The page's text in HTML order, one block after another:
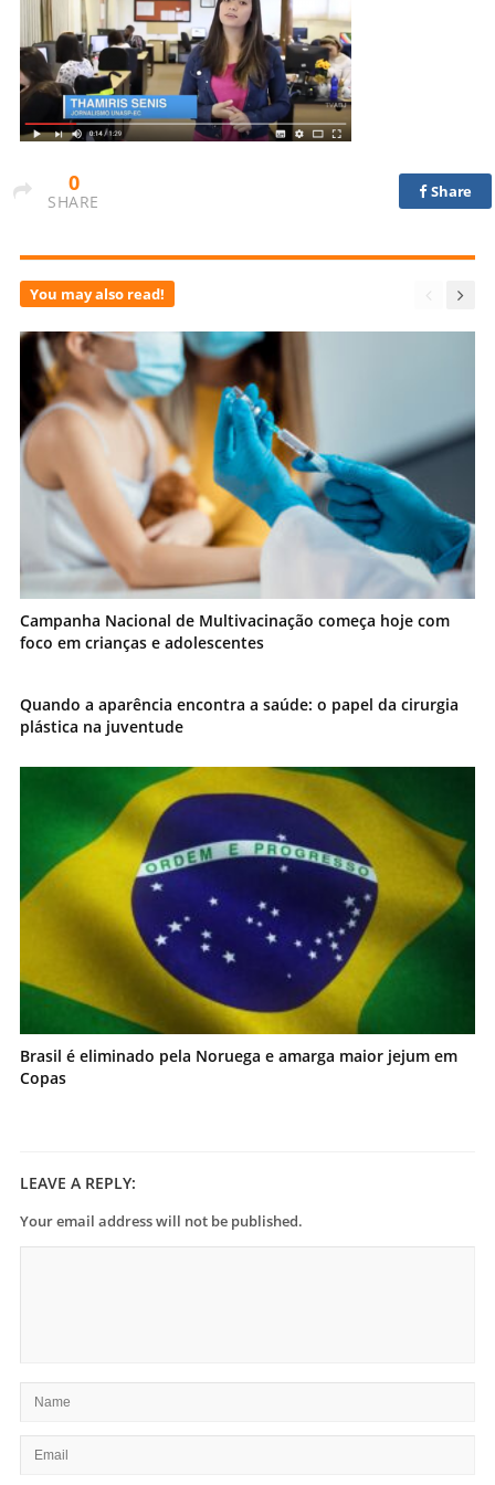
0
SHARE
Share
You may also read!
Campanha Nacional de Multivacinação começa hoje com
foco em crianças e adolescentes
Quando a aparência encontra a saúde: o papel da cirurgia
plástica na juventude
Brasil é eliminado pela Noruega e amarga maior jejum em
Copas
LEAVE A REPLY:
Your email address will not be published.